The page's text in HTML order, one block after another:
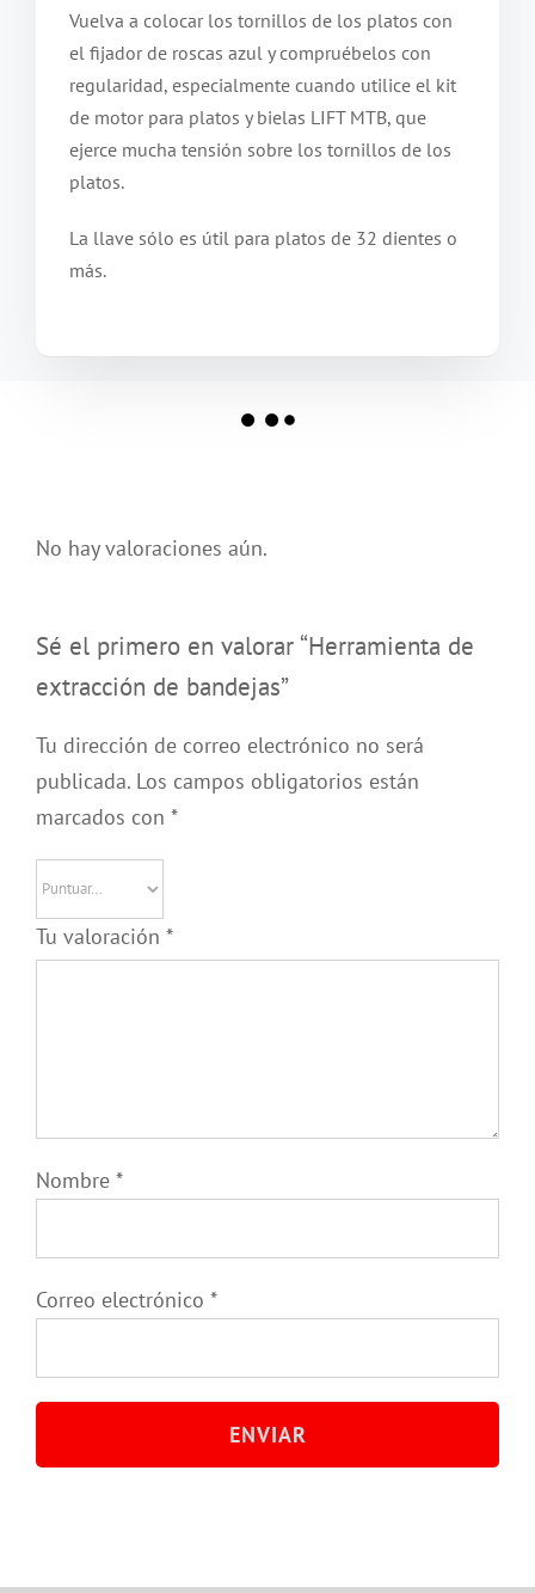
Vuelva a colocar los tornillos de los platos con
el fijador de roscas azul y compruébelos con
regularidad, especialmente cuando utilice el kit
de motor para platos y bielas LIFT MTB, que
ejerce mucha tensión sobre los tornillos de los
platos.
La llave sólo es útil para platos de 32 dientes o
más.
No hay valoraciones aún.
Sé el primero en valorar “Herramienta de
extracción de bandejas”
Tu dirección de correo electrónico no será
publicada. Los campos obligatorios están
marcados con *
Tu valoración *
Nombre *
Correo electrónico *